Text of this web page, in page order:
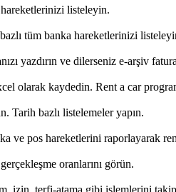
hareketlerinizi listeleyin.
tüm banka hareketlerinizi
yazdırın ve dilerseniz e-arşiv
olarak kaydedin. Rent a car
Tarih bazlı listelemeler yapın.
ve pos hareketlerini raporlayarak
oranlarını görün.